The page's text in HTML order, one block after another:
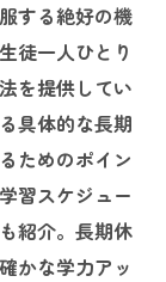
する絶好の機
徒一人ひとり
を提供してい
具体的な長期
ためのポイン
習スケジュー
紹介。長期休
かな学力アッ